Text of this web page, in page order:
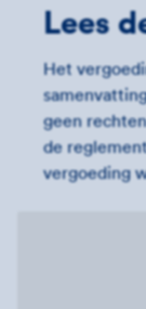
Lees
Het
geen
de
vergoeding